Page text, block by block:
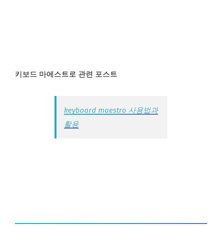
키보드 마에스트로 관련 포스트
keyboard maestro 사용법과
활용